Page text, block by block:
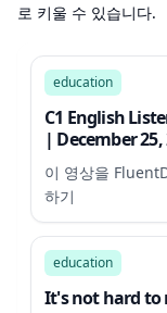
로 키울 수 있습니다.
education
C1 English
| December 25,
이 영상을
하기
education
It's not hard to